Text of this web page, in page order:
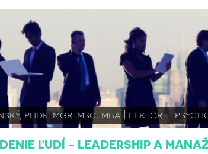
phdr. mgr. msc. mba | lektor -
ĽUDÍ - LEADERSHIP A